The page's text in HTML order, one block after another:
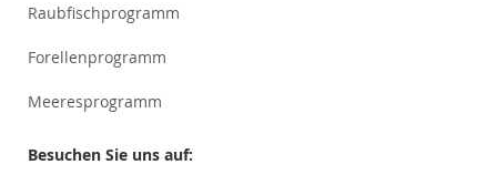
Raubfischprogramm
Forellenprogramm
Meeresprogramm
Besuchen Sie uns auf: